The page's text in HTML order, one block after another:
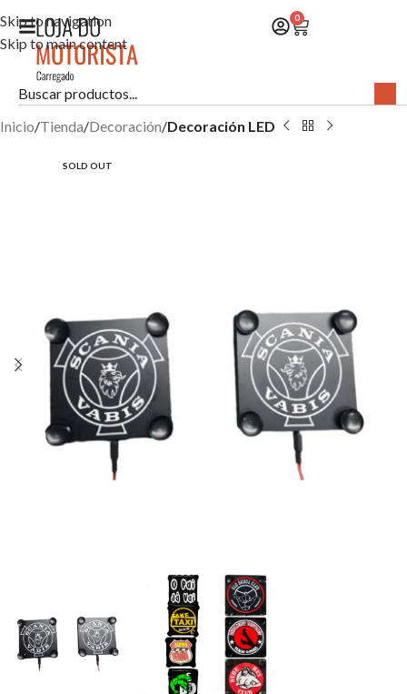
Skip to navigation
Skip to main content
0
Inicio Tienda Decoración Decoración LED
SOLD OUT